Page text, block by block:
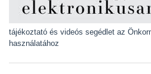
tájékoztató és videós segédlet az
használatához